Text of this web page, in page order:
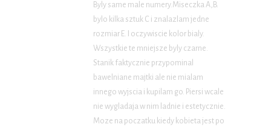
Byly same male numery.Miseczka A,B.
bylo kilka sztuk C i znalazlam jedne
rozmiar E. I oczywiscie kolor bialy.
Wszystkie te mniejsze byly czarne.
Stanik faktycznie przypominal
bawelniane majtki ale nie mialam
innego wyjscia i kupilam go. Piersi wcale
nie wygladaja w nim ladnie i estetycznie.
Moze na poczatku kiedy kobieta jest po